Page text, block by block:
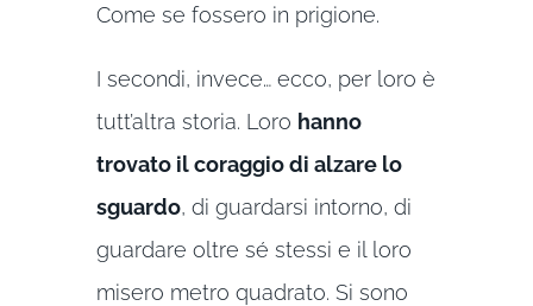
Come se fossero in prigione.
I secondi, invece… ecco, per loro è
tutt’altra storia. Loro hanno
trovato il coraggio di alzare lo
sguardo, di guardarsi intorno, di
guardare oltre sé stessi e il loro
misero metro quadrato. Si sono